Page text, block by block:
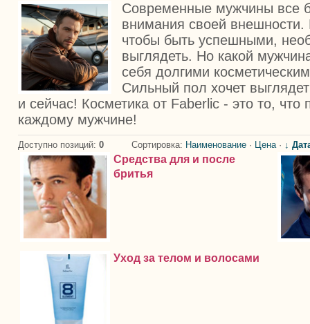
Современные мужчины все
внимания своей
чтобы быть успешными,
выглядеть. Но какой
себя долгими
Сильный пол хочет
и сейчас! Косметика от Faberlic - это то, что
каждому мужчине!
Доступно позиций: 0 Сортировка: Наименование · Цена· ↓
Средства для и после
бритья
Уход за телом и волосами